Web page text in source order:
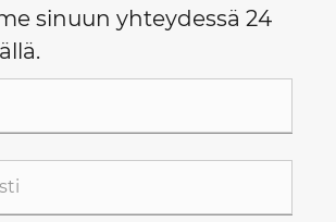
sinuun yhteydessä 24